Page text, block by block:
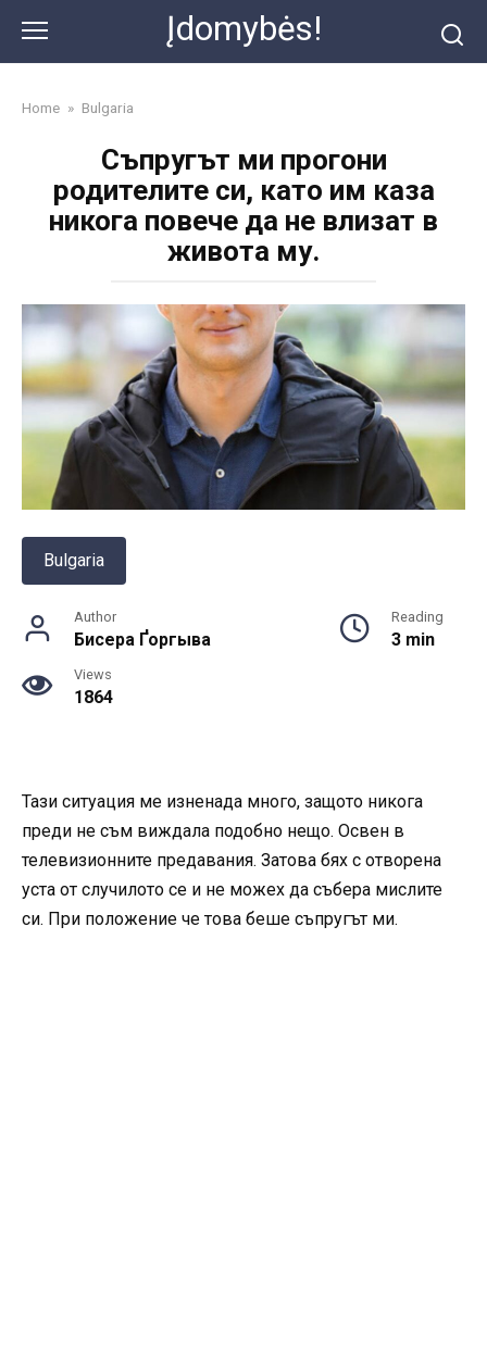
content
Įdomybės!
Home » Bulgaria
Съпругът ми прогони
родителите си, като им каза
никога повече да не влизат в
живота му.
Bulgaria
Author
Бисера Ґоргыва
Reading
3 min
Views
1864
Тази ситуация ме изненада много, защото никога
преди не съм виждала подобно нещо. Освен в
телевизионните предавания. Затова бях с отворена
уста от случилото се и не можех да събера мислите
си. При положение че това беше съпругът ми.